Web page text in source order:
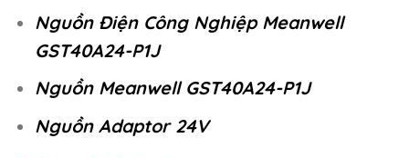
Nguồn Điện Công Nghiệp Meanwell
GST40A24-P1J
Nguồn Meanwell GST40A24-P1J
Nguồn Adaptor 24V